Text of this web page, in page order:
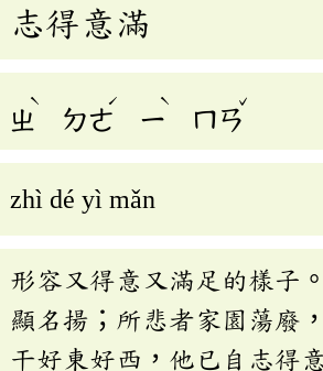
志得意滿
ㄓ
ˋ
ㄉㄜ
ˊ
ㄧ
ˋ
ㄇㄢ
ˇ
zhì dé yì mǎn
形容又得意又滿足的樣子
顯名揚；所悲者家園蕩廢
干好東好西，他已自志得